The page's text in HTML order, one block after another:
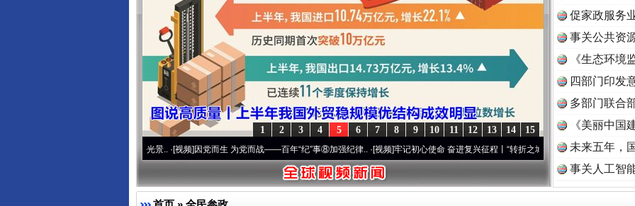
15
14
13
12
11
10
9
8
7
6
5
4
3
2
1
·[视频]因党而生 为党而战——百年“纪”事⑧加强纪律..·[视频]牢记初心使命 奋进复兴征程丨“转折之城”激荡..·[视频] 牢记初心使命 奋进
促家政服务
事关公共资
《生态环境
读
四部门印发
多部门联合
《美丽中国
未来五年，
事关人工智